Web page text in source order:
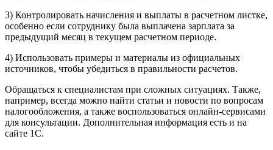
3) Контролировать начисления и выплаты в расчетном листке,
особенно если сотруднику была выплачена зарплата за
предыдущий месяц в текущем расчетном периоде.
4) Использовать примеры и материалы из официальных
источников, чтобы убедиться в правильности расчетов.
Обращаться к специалистам при сложных ситуациях. Также,
например, всегда можно найти статьи и новости по вопросам
налогообложения, а также воспользоваться онлайн-сервисами
для консультации. Дополнительная информация есть и на
сайте 1С.